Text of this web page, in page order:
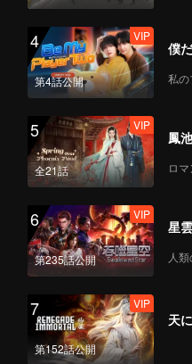
VIP
VIP
VIP
4
第4話公開
VIP
僕
5
全21話
VIP
鳳
6
第235話公開
VIP
星
人
7
第152話公開
VIP
天